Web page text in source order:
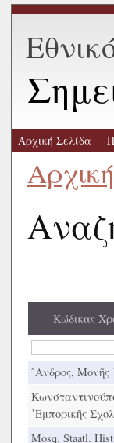
Αρχική Σελίδα
Αρχική
Κώδικας
῎Ανδρος, Μονῆς
᾿Εμπορικῆς
Mosq. Staatl.